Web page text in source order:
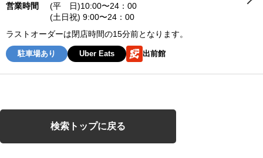
営業時間
(平 日)10:00〜24：00
(土日祝) 9:00〜24：00
ラストオーダーは閉店時間の15分前となります。
駐車場あり Uber Eats 出前館
検索トップに戻る